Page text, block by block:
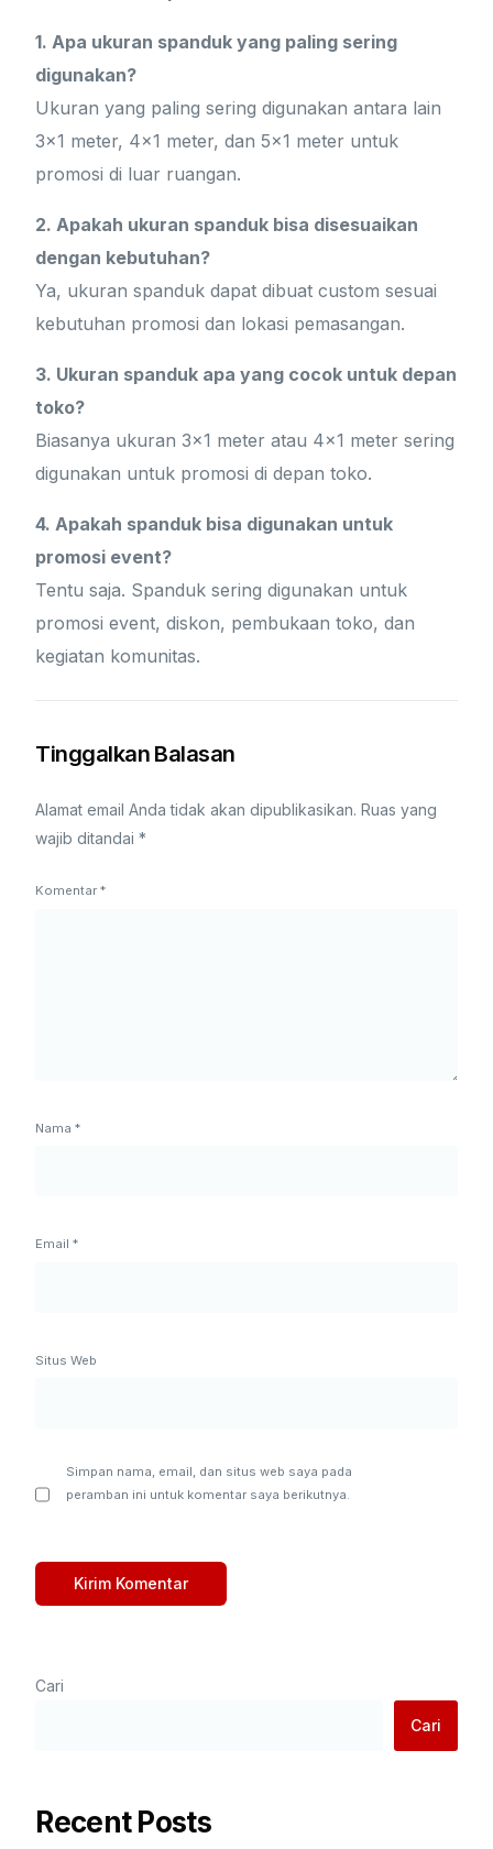
1. Apa ukuran spanduk yang paling sering
digunakan?
Ukuran yang paling sering digunakan antara lain
3×1 meter, 4×1 meter, dan 5×1 meter untuk
promosi di luar ruangan.
2. Apakah ukuran spanduk bisa disesuaikan
dengan kebutuhan?
Ya, ukuran spanduk dapat dibuat custom sesuai
kebutuhan promosi dan lokasi pemasangan.
3. Ukuran spanduk apa yang cocok untuk depan
toko?
Biasanya ukuran 3×1 meter atau 4×1 meter sering
digunakan untuk promosi di depan toko.
4. Apakah spanduk bisa digunakan untuk
promosi event?
Tentu saja. Spanduk sering digunakan untuk
promosi event, diskon, pembukaan toko, dan
kegiatan komunitas.
Tinggalkan Balasan
Alamat email Anda tidak akan dipublikasikan. Ruas yang
wajib ditandai*
Komentar*
Nama*
Email*
Situs Web
Simpan nama, email, dan situs web saya pada
peramban ini untuk komentar saya berikutnya.
Cari
Cari
Recent Posts